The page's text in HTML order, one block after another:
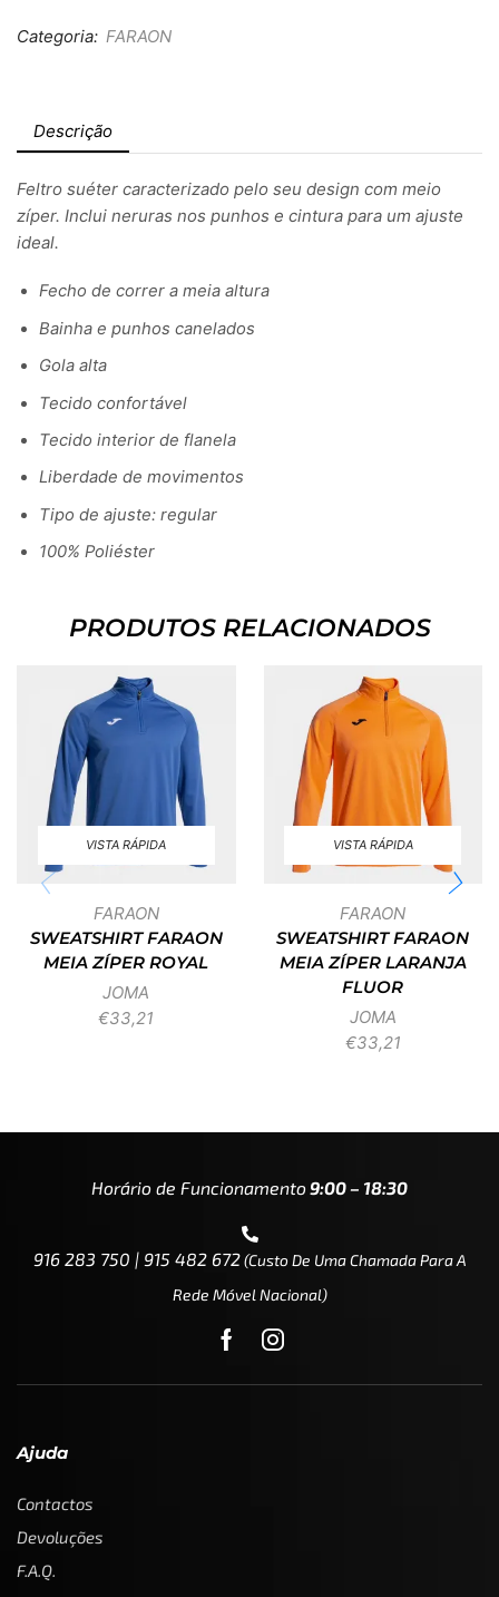
Categoria: FARAON
Descrição
Feltro suéter caracterizado pelo seu design com meio
zíper. Inclui neruras nos punhos e cintura para um ajuste
ideal.
Fecho de correr a meia altura
Bainha e punhos canelados
Gola alta
Tecido confortável
Tecido interior de flanela
Liberdade de movimentos
Tipo de ajuste: regular
100% Poliéster
PRODUTOS RELACIONADOS
VISTA RÁPIDA
FARAON
SWEATSHIRT FARAON
MEIA ZÍPER ROYAL
JOMA
€33,21
VISTA RÁPIDA
FARAON
SWEATSHIRT FARAON
MEIA ZÍPER LARANJA
FLUOR
JOMA
€33,21
Horário de Funcionamento9:00 – 18:30
916 283 750 | 915 482 672(custo De Uma Chamada Para A
Rede Móvel Nacional)
Ajuda
Contactos
Devoluções
F.A.Q.